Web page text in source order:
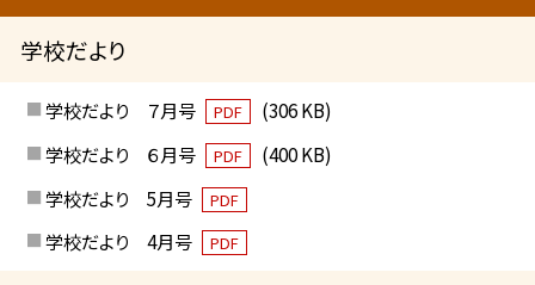
学校だより
学校だより ７月号 PDF
(306 KB)
学校だより ６月号
PDF
(400 KB)
学校だより 5月号
PDF
学校だより 4月号 PDF